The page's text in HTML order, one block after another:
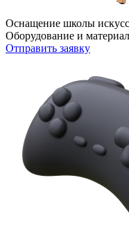
Оснащение школы
Оборудование и
Отправить заявку